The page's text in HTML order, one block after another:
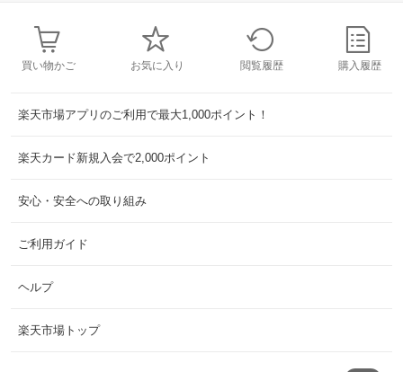
買い物かご お気に入り 閲覧履歴 購入履歴
楽天市場アプリのご利用で最大1,000ポイント！
楽天カード新規入会で2,000ポイント
安心・安全への取り組み
ご利用ガイド
ヘルプ
楽天市場トップ